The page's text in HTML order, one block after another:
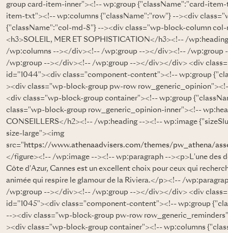
group card-item-inner"><!-- wp:group {"className":"card-
item-txt"><!-- wp:columns {"className":"row"} --><div
{"className":"col-md-8"} --><div class="wp-block-column
<h3>SOLEIL, MER ET SOPHISTICATION</h3><!-- /
/wp:columns --></div><!-- /wp:group --></div><!-- /
/wp:group --></div><!-- /wp:group --></div></div> <div
id="1044"><div class="component-content"><!-- wp:group
><div class="wp-block-group pw-row
<div class="wp-block-group container"><!-- wp:group
class="wp-block-group row_generic_opinion-inner"><!--
CONSEILLERS</h2><!-- /wp:heading --><!-- wp:image
size-large"><img
src=" https://www.athenaadvisers.com/themes/pw_athena/
</figure><!-- /wp:image --><!-- wp:paragraph --><p>L'une des
Côte d'Azur, Cannes est un excellent choix pour ceux qui
animée qui respire le glamour de la Riviera.</p><!-- /
/wp:group --></div><!-- /wp:group --></div></div> <div
id="1045"><div class="component-content"><!-- wp:group
--><div class="wp-block-group pw-row
><div class="wp-block-group container"><!-- wp:columns